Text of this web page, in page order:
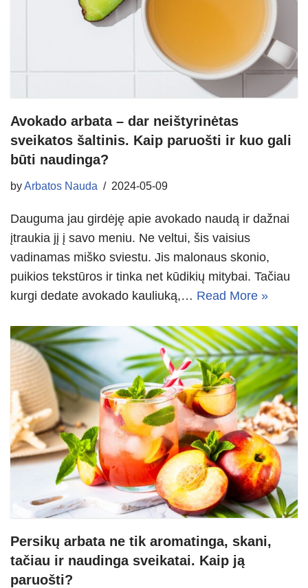
Avokado arbata – dar neištyrinėtas
sveikatos šaltinis. Kaip paruošti ir kuo gali
būti naudinga?
byArbatos Nauda 2024-05-09
Dauguma jau girdėję apie avokado naudą ir dažnai
įtraukia jį į savo meniu. Ne veltui, šis vaisius
vadinamas miško sviestu. Jis malonaus skonio,
puikios tekstūros ir tinka net kūdikių mitybai. Tačiau
kurgi dedate avokado kauliuką,… Read More »
Persikų arbata ne tik aromatinga, skani,
tačiau ir naudinga sveikatai. Kaip ją
paruošti?